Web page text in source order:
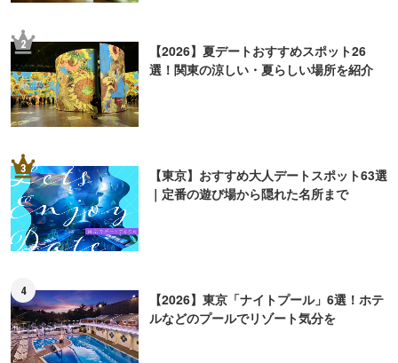
2
【2026】夏デートおすすめスポット26
選！関東の涼しい・夏らしい場所を紹介
3
【東京】おすすめ大人デートスポット63選
｜定番の遊び場から隠れた名所まで
4
【2026】東京「ナイトプール」6選！ホテ
ルなどのプールでリゾート気分を